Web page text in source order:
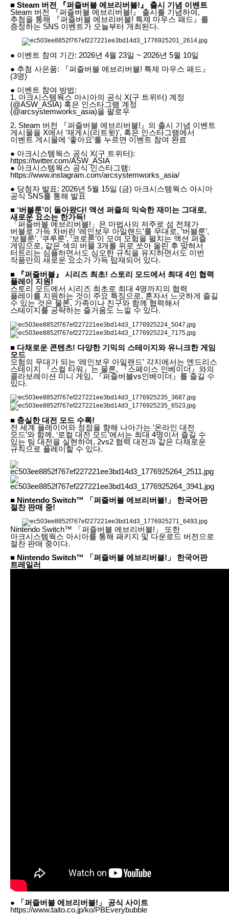
■ Steam 버전 『퍼즐버블 에브리버블!』 출시 기념 이벤트
Steam 버전 『퍼즐버블 에브리버블!』 출시를 기념하여,
추첨을 통해 『퍼즐버블 에브리버블! 특제 마우스 패드』를
증정하는 SNS 이벤트가 오늘부터 개최된다.
● 이벤트 참여 기간: 2026년 4월 23일 ~ 2026년 5월 10일
● 추첨 사은품: 『퍼즐버블 에브리버블! 특제 마우스 패드』
(3명)
● 이벤트 참여 방법:
1. 아크시스템웍스 아시아의 공식 X(구 트위터) 계정
(@ASW_ASIA) 혹은 인스타그램 계정
(@arcsystemworks_asia)을 팔로우
2. Steam 버전 『퍼즐버블 에브리버블!』의 출시 기념 이벤트
게시물을 X에서 ‘재게시(리트윗)’, 혹은 인스타그램에서
이벤트 게시물에 ‘좋아요’를 누르면 이벤트 참여 완료
● 아크시스템웍스 공식 X(구 트위터):
https://twitter.com/ASW_ASIA
● 아크시스템웍스 공식 인스타그램:
https://www.instagram.com/arcsystemworks_asia/
● 당첨자 발표: 2026년 5월 15일 (금) 아크시스템웍스 아시아
공식 SNS를 통해 발표
■ ‘버블룬’이 돌아왔다! 액션 퍼즐의 익숙한 재미는 그대로,
새로운 요소는 한가득!
「퍼즐버블 에브리버블!」은 마법사의 저주로 섬 전체가
버블로 가득 차버린 ‘레인보우 아일랜드’를 무대로, ‘버블룬’,
‘보블룬’, ‘쿠루룬’, ‘코로론’이 모여 모험을 펼치는 액션 퍼즐
게임으로, 같은 색의 버블 3개를 위로 쏘아 올린 후 맞혀서
터트리는 심플하면서도 심오한 규칙을 유지하면서도 이번
작품만의 새로운 요소가 가득 탑재되어 있다.
■ 『퍼즐버블』 시리즈 최초! 스토리 모드에서 최대 4인 협력
플레이 지원!
스토리 모드에서 시리즈 최초로 최대 4명까지의 협력
플레이를 지원하는 것이 주요 특징으로, 혼자서 느긋하게 즐길
수 있는 것은 물론, 가족이나 친구와 함께 협력해서
스테이지를 공략하는 즐거움도 느낄 수 있다.
■ 다채로운 콘텐츠! 다양한 기믹의 스테이지와 유니크한 게임
모드
모험의 무대가 되는 ‘레인보우 아일랜드’ 각지에서는 엔드리스
스테이지 『스컬 타워』는 물론, 『스페이스 인베이더』와의
콜라보레이션 미니 게임, 『퍼즐버블vs인베이더』를 즐길 수
있다.
■ 충실한 대전 모드 수록!
전 세계 플레이어와 정점을 향해 나아가는 ‘온라인 대전
모드’와 함께, ‘로컬 대전 모드’에서는 최대 4명이서 즐길 수
있는 팀 대전을 실현하여, 2vs2 협력 대전과 같은 다채로운
규칙으로 플레이할 수 있다.
■ Nintendo Switch™ 「퍼즐버블 에브리버블!」 한국어판
절찬 판매 중!
Nintendo Switch™ 「퍼즐버블 에브리버블!」 또한
아크시스템웍스 아시아를 통해 패키지 및 다운로드 버전으로
절찬 판매 중이다.
■ Nintendo Switch™ 「퍼즐버블 에브리버블!」 한국어판
트레일러
● 「퍼즐버블 에브리버블!」 공식 사이트
https://www.taito.co.jp/ko/PBEverybubble